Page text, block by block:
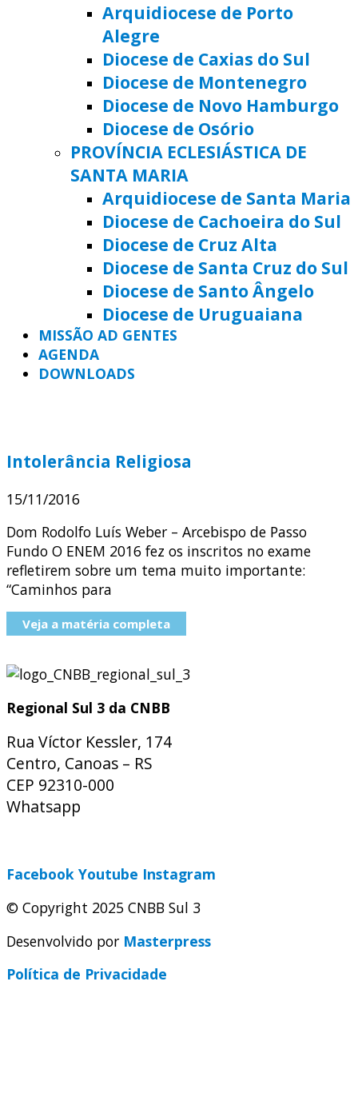
Arquidiocese de Porto
Alegre
Diocese de Caxias do Sul
Diocese de Montenegro
Diocese de Novo Hamburgo
Diocese de Osório
PROVÍNCIA ECLESIÁSTICA DE
SANTA MARIA
Arquidiocese de Santa Maria
Diocese de Cachoeira do Sul
Diocese de Cruz Alta
Diocese de Santa Cruz do Sul
Diocese de Santo Ângelo
Diocese de Uruguaiana
MISSÃO AD GENTES
AGENDA
DOWNLOADS
Intolerância Religiosa
15/11/2016
Dom Rodolfo Luís Weber – Arcebispo de Passo
Fundo O ENEM 2016 fez os inscritos no exame
refletirem sobre um tema muito importante:
“Caminhos para
Veja a matéria completa
Regional Sul 3 da CNBB
Rua Víctor Kessler, 174
Centro, Canoas – RS
CEP 92310-000
Whatsapp
Facebook Youtube Instagram
© Copyright 2025 CNBB Sul 3
Desenvolvido por Masterpress
Política de Privacidade